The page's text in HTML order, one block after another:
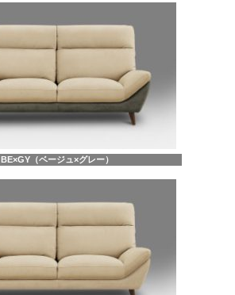
BE×GY（ベージュ×グレー）